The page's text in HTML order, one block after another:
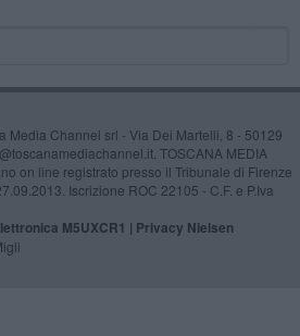
Media Channel srl - Via Dei Martelli, 8 - 50129
TOSCANA MEDIA
on line registrato presso il Tribunale di Firenze
Iscrizione ROC 22105 - C.F. e P.Iva
M5UXCR1 | Privacy Nielsen